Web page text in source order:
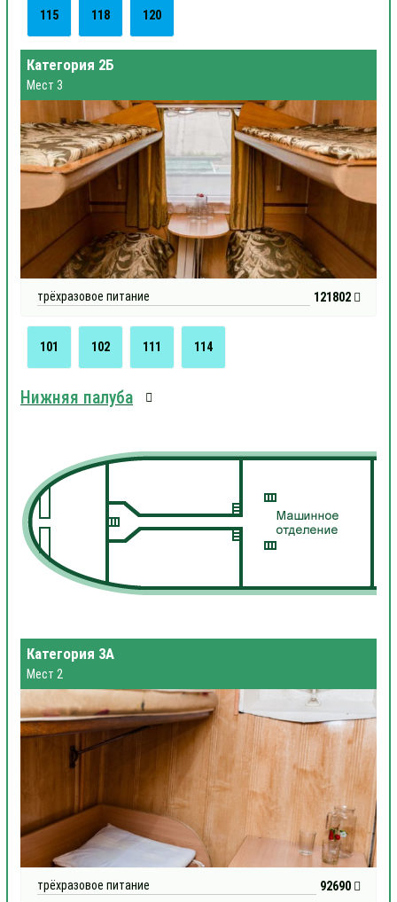
115 118 120
Категория 2Б
Мест 3
трёхразовое питание 121802
101 102 111 114
Нижняя палуба
Категория 3А
Мест 2
трёхразовое питание 92690